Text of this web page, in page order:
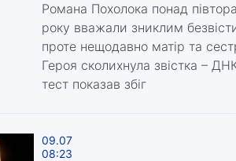
Романа Похолока понад
року вважали зниклим
проте нещодавно матір та
Героя сколихнула звістка –
тест показав збіг
09.07
08:23